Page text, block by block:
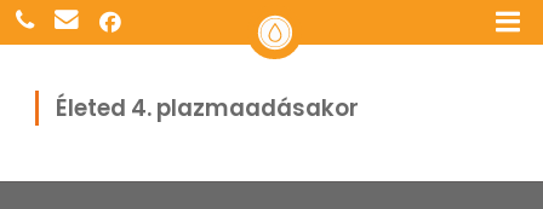
Életed 4. plazmaadásakor